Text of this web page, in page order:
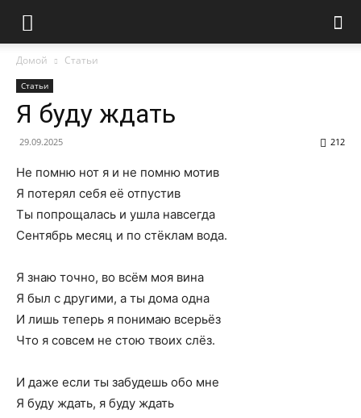
Домой Статьи
Статьи
Я буду ждать
29.09.2025 212
Не помню нот я и не помню мотив
Я потерял себя её отпустив
Ты попрощалась и ушла навсегда
Сентябрь месяц и по стёклам вода.
Я знаю точно, во всём моя вина
Я был с другими, а ты дома одна
И лишь теперь я понимаю всерьёз
Что я совсем не стою твоих слёз.
И даже если ты забудешь обо мне
Я буду ждать, я буду ждать